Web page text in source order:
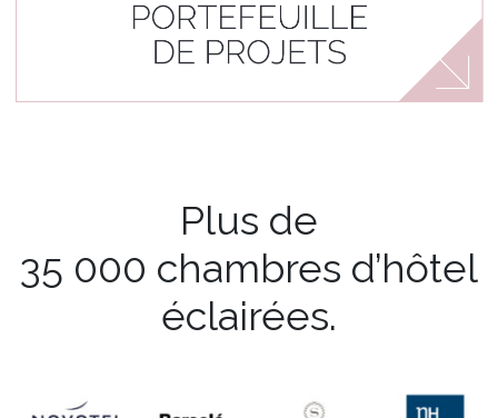
Plus de
35 000 chambres d’hôtel
éclairées.